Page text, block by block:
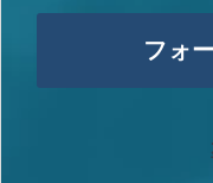
フォ